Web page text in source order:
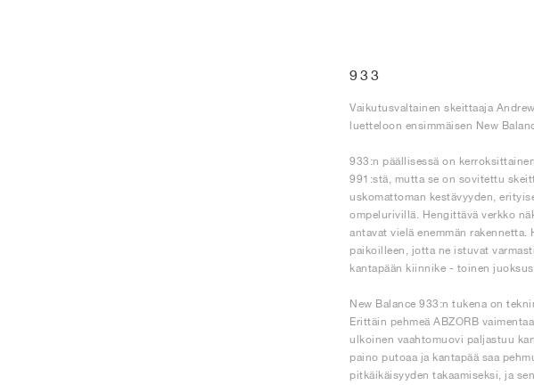
933
Vaikutusvaltainen skeittaaja
luetteloon ensimmäisen New
933:n päällisessä on
991:stä, mutta se on sovitettu
uskomattoman kestävyyden,
ompelurivillä. Hengittävä verkko
antavat vielä enemmän
paikoilleen, jotta ne istuvat
kantapään kiinnike - toinen
New Balance 933:n tukena on
Erittäin pehmeä ABZORB
ulkoinen vaahtomuovi paljastuu
paino putoaa ja kantapää saa
pitkäikäisyyden takaamiseksi, ja